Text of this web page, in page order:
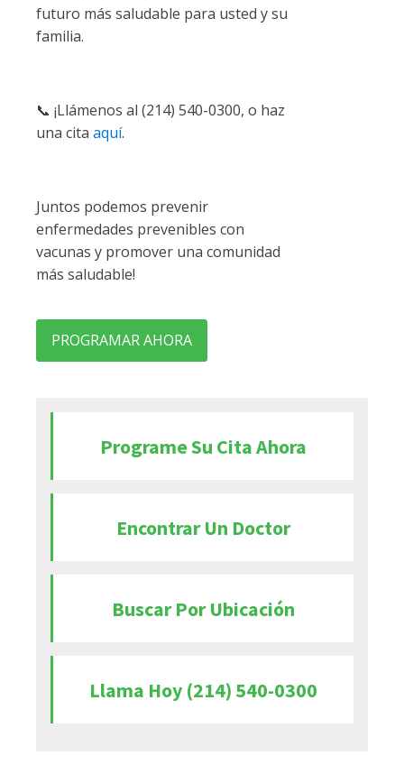
futuro más saludable para usted y su
familia.
📞 ¡Llámenos al (214) 540-0300, o haz
una cita aquí.
Juntos podemos prevenir
enfermedades prevenibles con
vacunas y promover una comunidad
más saludable!
PROGRAMAR AHORA
Programe Su Cita Ahora
Encontrar Un Doctor
Buscar Por Ubicación
Llama Hoy (214) 540-0300